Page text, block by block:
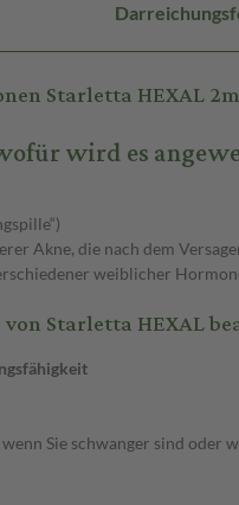
Starletta HEXAL
wird es
Akne, die nach dem
weiblicher
Starletta HEXAL
Sie schwanger sind oder